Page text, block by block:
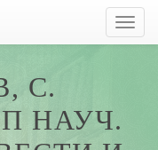
С.
НАУЧ.